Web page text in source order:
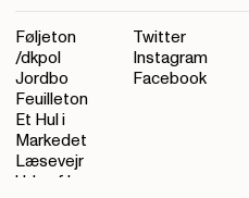
Føljeton
/dkpol
Jordbo
Feuilleton
Et Hul i
Markedet
Læsevejr
Ude af kurs
Twitter
Instagram
Facebook